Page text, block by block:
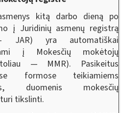
kitą darbo dieną po
į Juridinių asmenų registrą
JAR) yra automatiškai
į Mokesčių mokėtojų
— MMR). Pasikeitus
formose teikiamiems
duomenis mokesčių
tikslinti.